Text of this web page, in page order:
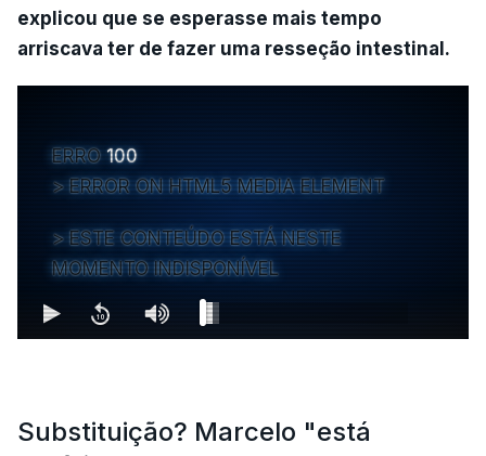
explicou que se esperasse mais tempo
arriscava ter de fazer uma resseção intestinal.
ERRO 100
ERROR ON HTML5 MEDIA ELEMENT
ESTE CONTEÚDO ESTÁ NESTE
MOMENTO INDISPONÍVEL
Substituição? Marcelo "está